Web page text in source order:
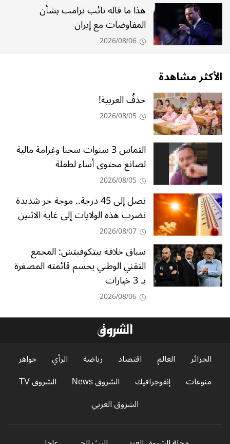
هذا ما قاله نائب ترامب بشأن
المفاوضات مع إيران
2026/08/06
الأكثر مشاهدة
حذفُ العربية!
2026/08/05
التماس 3 سنوات سجنا وغرامة مالية
لصانع محتوى أساء لطفلة
2026/08/05
تصل إلى 45 درجة.. موجة حر شديدة
تضرب هذه الولايات إلى غاية الاثنين
2026/08/07
سباق خلافة بيتكوفيتش: المجمع
التقني الوطني يحسم قائمته المصغرة
بـ 3 خيارات
2026/08/06
الجزائر العالم اقتصاد رياضة الرأي
جواهر
منوعات
إنفوجرافيك الشروق News
الشروق TV
الشروق العربي